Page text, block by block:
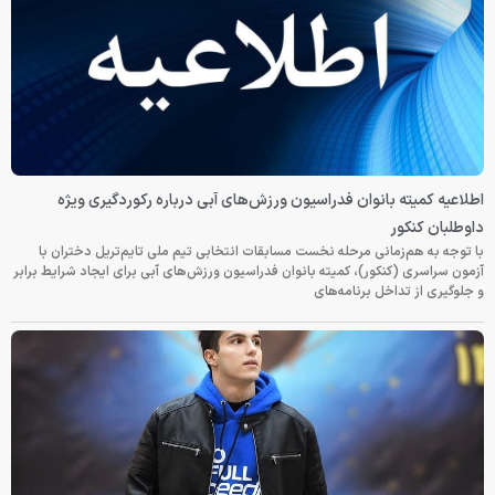
اطلاعیه کمیته بانوان فدراسیون ورزش‌های آبی درباره رکوردگیری ویژه
داوطلبان کنکور
با توجه به هم‌زمانی مرحله نخست مسابقات انتخابی تیم ملی تایم‌تریل دختران با
آزمون سراسری (کنکور)، کمیته بانوان فدراسیون ورزش‌های آبی برای ایجاد شرایط برابر
و جلوگیری از تداخل برنامه‌های